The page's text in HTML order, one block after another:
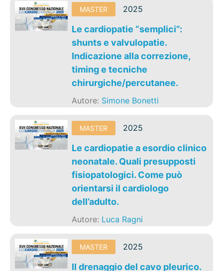
MASTER 2025
Le cardiopatie “semplici”:
shunts e valvulopatie.
Indicazione alla correzione,
timing e tecniche
chirurgiche/percutanee.
Autore: Simone Bonetti
MASTER 2025
Le cardiopatie a esordio clinico
neonatale. Quali presupposti
fisiopatologici. Come può
orientarsi il cardiologo
dell’adulto.
Autore: Luca Ragni
MASTER 2025
Il drenaggio del cavo pleurico.